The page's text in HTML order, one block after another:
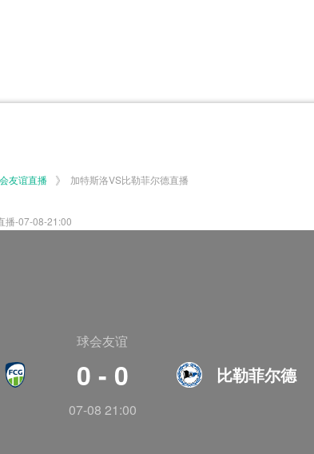
法甲 美洲杯 韩K联 NBA
友谊直播 》 加特斯洛VS比勒菲尔德直播
播-07-08-21:00
球会友谊
0 - 0 比勒菲尔德
07-08 21:00